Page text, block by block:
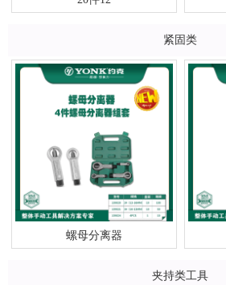
紧固类
螺母分离器
夹持类工具